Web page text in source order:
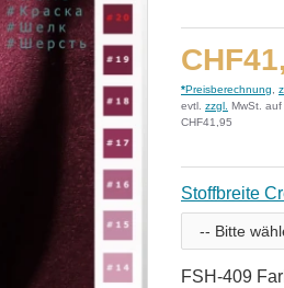
*Preisberechnung
evtl. zzgl. MwSt. auf
CHF41,95
Stoffbreite
FSH-409